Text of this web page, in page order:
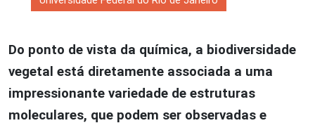
Do ponto de vista da química, a biodiversidade
vegetal está diretamente associada a uma
impressionante variedade de estruturas
moleculares, que podem ser observadas e